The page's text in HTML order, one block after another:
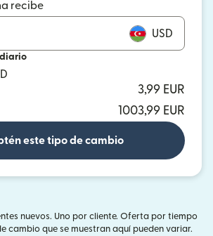
recibe
USD
3,99 EUR
1003,99 EUR
este tipo de cambio
nuevos. Uno por cliente. Oferta por tiempo
cambio que se muestran aquí pueden variar.